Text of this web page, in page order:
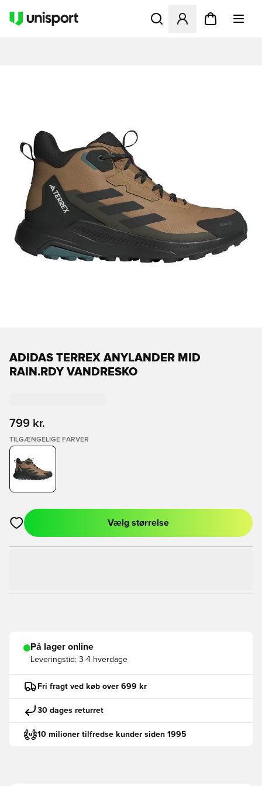
Åbner en Modal til at
ADIDAS TERREX ANYLANDER MID
RAIN.RDY VANDRESKO
799 kr.
TILGÆNGELIGE FARVER
Åbner en Modal til at logge ind eller tilmelde dig som medlem
Vælg størrelse
På lager online
Leveringstid: 3-4 hverdage
Fri fragt ved køb over 699 kr
30 dages returret
10 milioner tilfredse kunder siden 1995